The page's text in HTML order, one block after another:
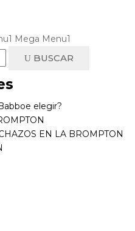
Mega Menu1
BUSCAR
elegir?
EN LA BROMPTON